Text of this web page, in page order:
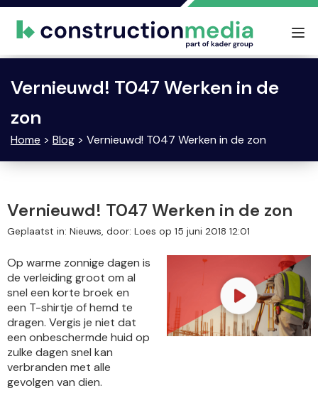
Vernieuwd! T047 Werken in de
zon
Home > Blog > Vernieuwd! T047 Werken in de zon
Vernieuwd! T047 Werken in de zon
Geplaatst in: Nieuws, door: Loes op 15 juni 2018 12:01
Op warme zonnige dagen is
de verleiding groot om al
snel een korte broek en
een T-shirtje of hemd te
dragen. Vergis je niet dat
een onbeschermde huid op
zulke dagen snel kan
verbranden met alle
gevolgen van dien.